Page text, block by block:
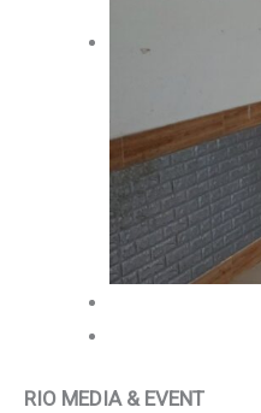
RIO MEDIA & EVENT